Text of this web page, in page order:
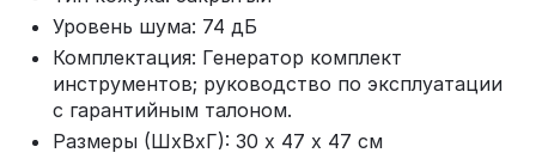
Уровень шума: 74 дБ
Комплектация: Генератор комплект
инструментов; руководство по эксплуатации
с гарантийным талоном.
Размеры (ШхВхГ): 30 х 47 х 47 см